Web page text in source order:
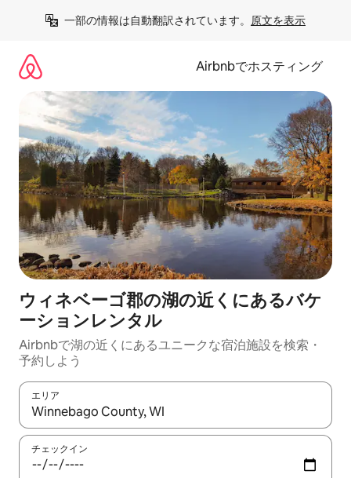
一部の情報は自動翻訳されています。 原文を表示
Airbnbでホスティング
ウィネベーゴ郡の湖の近くにあるバケ
ーションレンタル
Airbnbで湖の近くにあるユニークな宿泊施設を検索・
予約しよう
エリア
検索結果が表示されたら、上下の矢印キーを使って移動するか
チェックイン